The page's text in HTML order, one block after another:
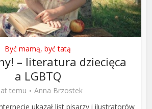
Być mamą, być tatą
– literatura dziecięca
a LGBTQ
temu
Anna Brzostek
ukazał list pisarzy i ilustratorów